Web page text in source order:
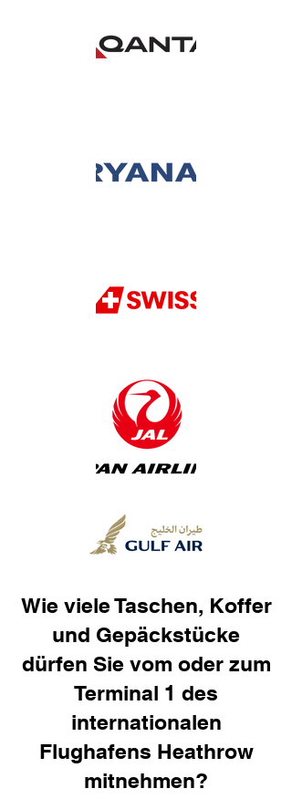
Wie viele Taschen, Koffer
und Gepäckstücke
dürfen Sie vom oder zum
Terminal 1 des
internationalen
Flughafens Heathrow
mitnehmen?